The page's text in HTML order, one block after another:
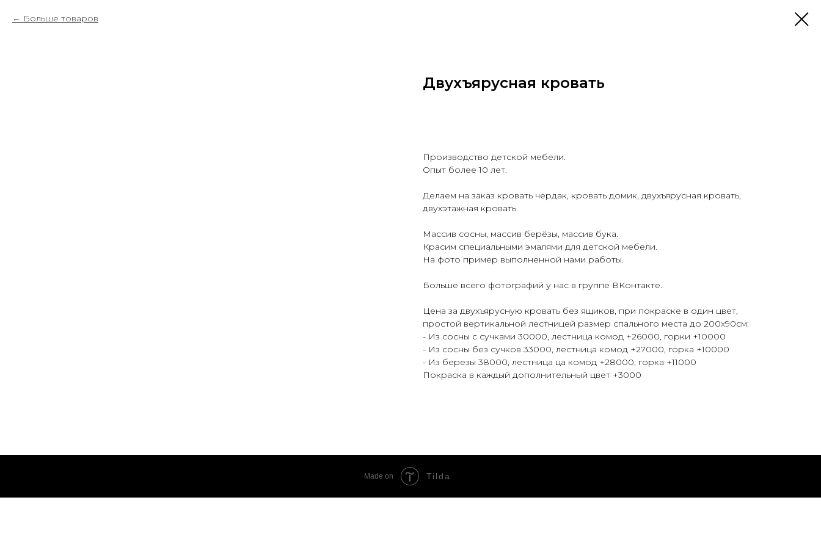
Больше товаров
Двухъярусная кровать
Производство детской мебели.
Опыт более 10 лет.
Делаем на заказ кровать чердак, кровать домик, двухъярусная кровать,
двухэтажная кровать.
Массив сосны, массив берёзы, массив бука.
Красим специальными эмалями для детской мебели.
На фото пример выполненной нами работы.
Больше всего фотографий у нас в группе ВКонтакте.
Цена за двухъярусную кровать без ящиков, при покраске в один цвет,
простой вертикальной лестницей размер спального места до 200х90см:
- Из сосны с сучками 30000, лестница комод +26000, горки +10000
- Из сосны без сучков 33000, лестница комод +27000, горка +10000
- Из березы 38000, лестница ца комод +28000, горка +11000
Покраска в каждый дополнительный цвет +3000
Made on Tilda